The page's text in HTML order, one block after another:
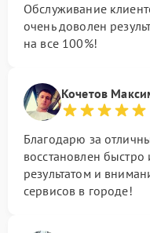
Обслуживание
очень доволен
на все 100%!
Кочетов
Благодарю за
восстановлен
результатом и
сервисов в городе!